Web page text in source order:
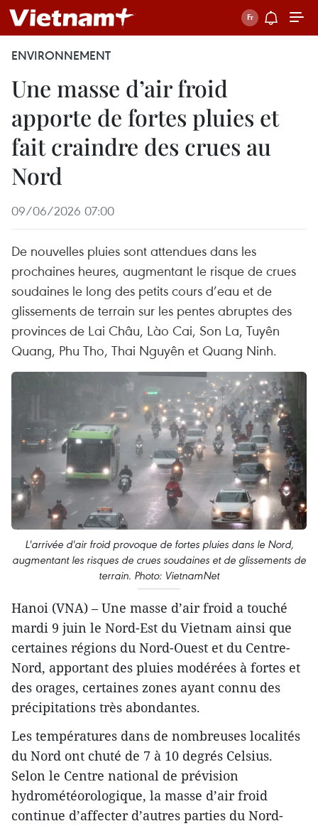
ENVIRONNEMENT
Une masse d’air froid
apporte de fortes pluies et
fait craindre des crues au
Nord
09/06/2026 07:00
De nouvelles pluies sont attendues dans les
prochaines heures, augmentant le risque de crues
soudaines le long des petits cours d’eau et de
glissements de terrain sur les pentes abruptes des
provinces de Lai Châu, Lào Cai, Son La, Tuyên
Quang, Phu Tho, Thai Nguyên et Quang Ninh.
L'arrivée d'air froid provoque de fortes pluies dans le Nord,
augmentant les risques de crues soudaines et de glissements de
terrain. Photo: VietnamNet
Hanoi (VNA) – Une masse d’air froid a touché
mardi 9 juin le Nord-Est du Vietnam ainsi que
certaines régions du Nord-Ouest et du Centre-
Nord, apportant des pluies modérées à fortes et
des orages, certaines zones ayant connu des
précipitations très abondantes.
Les températures dans de nombreuses localités
du Nord ont chuté de 7 à 10 degrés Celsius.
Selon le Centre national de prévision
hydrométéorologique, la masse d’air froid
continue d’affecter d’autres parties du Nord-